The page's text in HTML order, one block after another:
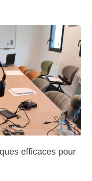
efficaces pour